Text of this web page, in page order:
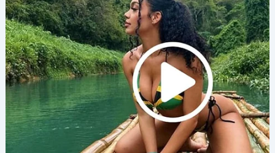
— Вот это по-нашему, — с гордостью сказал
Георгий. — Мы всегда верили в тебя.
Я прижала её к себе:
— Ты сильная, Эмма. Мы всегда рядом. Мы тебя
любим.
Семья снова была вместе. Боль осталась, но её
вытеснили любовь, доверие и прощение. Эмма